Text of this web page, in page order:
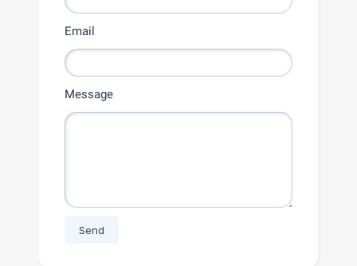
Email
Message